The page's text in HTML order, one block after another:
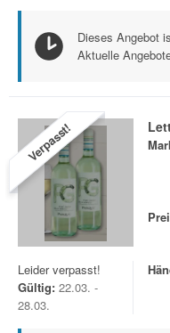
Dieses Angebot
Aktuelle
Verpasst!
Leider verpasst!
Gültig: 22.03. -
28.03.